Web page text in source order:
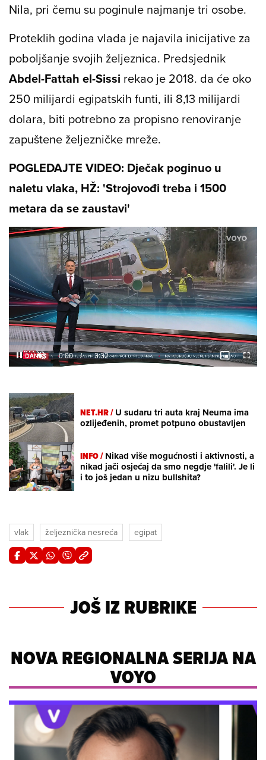
Nila, pri čemu su poginule najmanje tri osobe.
Proteklih godina vlada je najavila inicijative za
poboljšanje svojih željeznica. Predsjednik
Abdel-Fattah el-Sissi rekao je 2018. da će oko
250 milijardi egipatskih funti, ili 8,13 milijardi
dolara, biti potrebno za propisno renoviranje
zapuštene željezničke mreže.
POGLEDAJTE VIDEO: Dječak poginuo u
naletu vlaka, HŽ: 'Strojovođi treba i 1500
metara da se zaustavi'
Unmute /
Loaded:
6.83%
NET.HR /U sudaru tri auta kraj Neuma ima
ozlijeđenih, promet potpuno obustavljen
INFO /Nikad više mogućnosti i aktivnosti, a
nikad jači osjećaj da smo negdje 'falili'. Je li
i to još jedan u nizu bullshita?
vlak željeznička nesreća egipat
JOŠ IZ RUBRIKE
NOVA REGIONALNA SERIJA NA
VOYO